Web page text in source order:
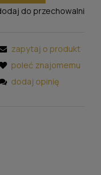
do przechowalni
zapytaj o produkt
poleć znajomemu
dodaj opinię